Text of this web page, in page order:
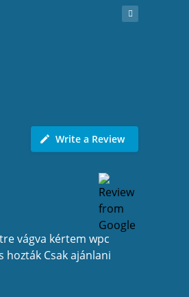
Write a Review
vágva kértem wpc
Csak ajánlani